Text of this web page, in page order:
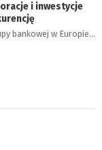
i inwestycje
bankowej w Europie…